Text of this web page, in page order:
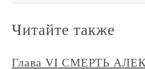
Читайте также
Глава VI СМЕРТЬ